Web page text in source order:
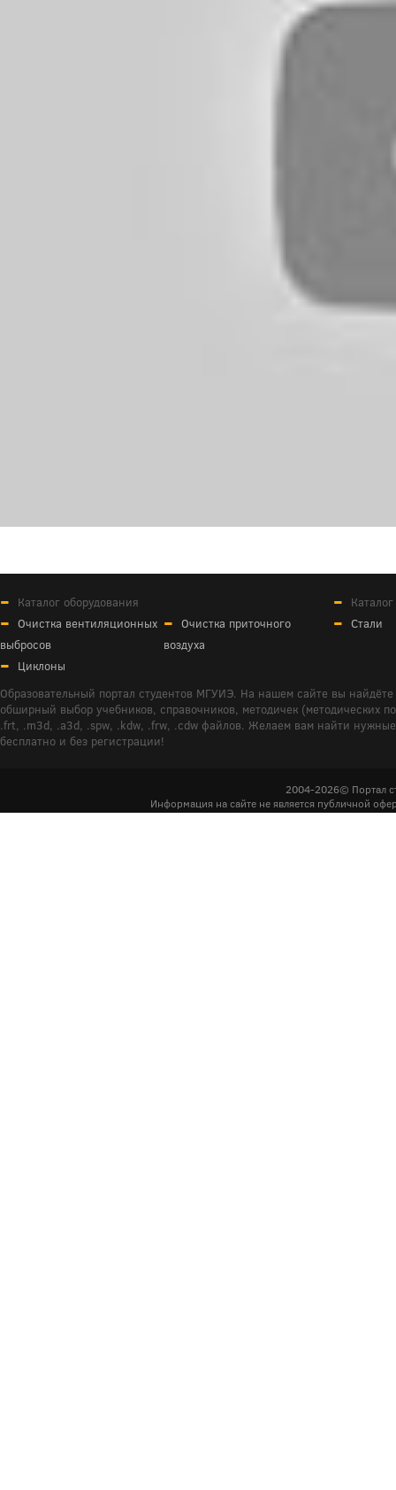
Каталог оборудования
Очистка вентиляционных
выбросов
Очистка приточного
воздуха
Циклоны
Стали
Образовательный портал студентов МГУИЭ. На нашем сайте вы
обширный выбор учебников, справочников, методичек (методических
.frt, .m3d, .a3d, .spw, .kdw, .frw, .cdw файлов. Желаем вам найти
бесплатно и без регистрации!
2004-2026© Портал
Информация на сайте не является публичной